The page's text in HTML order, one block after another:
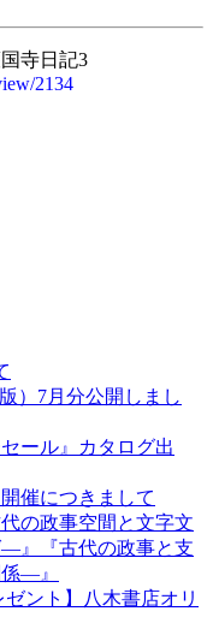
寺日記3
2134
）7月分公開しまし
ール』カタログ出
催につきまして
の政事空間と文字文
』『古代の政事と支
—』
ゼント】八木書店オリ